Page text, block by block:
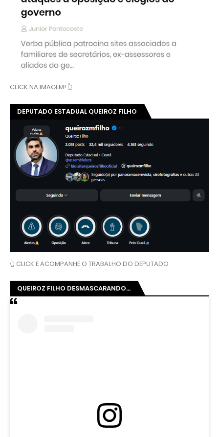
CLICK NA IMAGEM! 👆
DEPUTADO ESTADUAL QUEIROZ FILHO
👆 CLICK E ACOMPANHE O TRABALHO DO DEPUTADO
QUEIROZ FILHO DESMASCARANDO...